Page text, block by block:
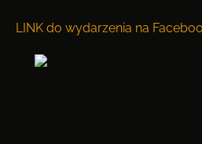
LINK do wydarzenia na